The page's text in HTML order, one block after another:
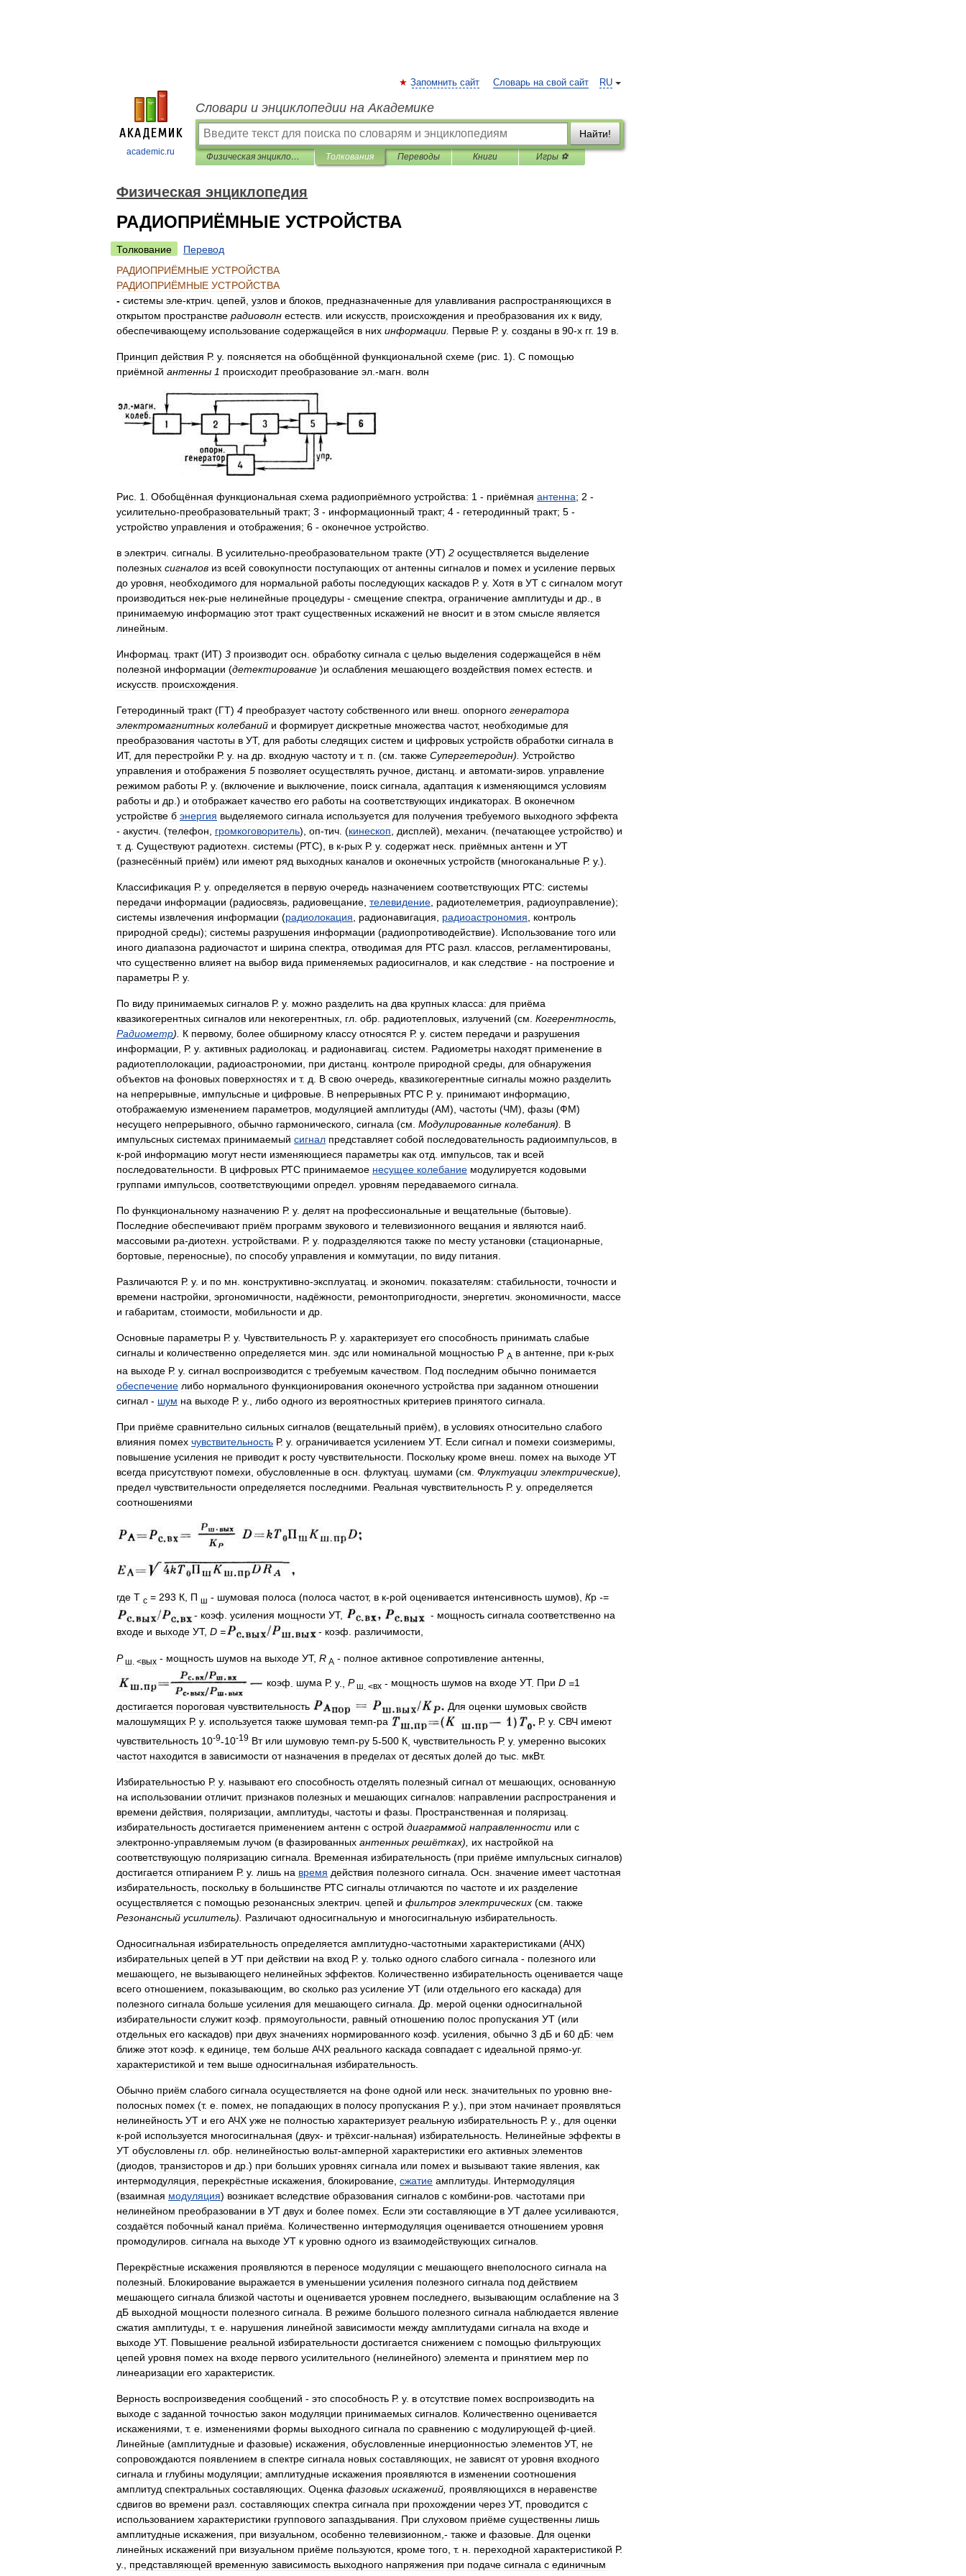
academic.ru
RU
Запомнить сайт Словарь на свой сайт
Словари и энциклопедии на Академике
Найти!
Физическая энциклопедия Толкования Переводы Книги Игры ⚽
Физическая энциклопедия
РАДИОПРИЁМНЫЕ УСТРОЙСТВА
Толкование
Перевод
РАДИОПРИЁМНЫЕ УСТРОЙСТВА
РАДИОПРИЁМНЫЕ УСТРОЙСТВА
- системы эле-ктрич цепей узлов и блоков предназначенные для улавливания распространяющихся в
открытом пространстве радиоволн естеств или искусств происхождения и преобразования их к виду,
обеспечивающему использование содержащейся в них информации Первые Р. у. созданы в 90-х гг. 19 в
Принцип действия Р. у. поясняется на обобщённой функциональной схеме (рис 1). С помощью
приёмной антенны 1 происходит преобразование эл .-магн волн
Рис 1 Обобщённая функциональная схема радиоприёмного устройства: 1 - приёмная антенна; 2 -
усилительно-преобразовательный тракт; 3 - информационный тракт; 4 - гетеродинный тракт; 5 -
устройство управления и отображения; 6 - оконечное устройство
в электрич сигналы В усилительно-преобразовательном тракте (УТ) 2 осуществляется выделение
полезных сигналов из всей совокупности поступающих от антенны сигналов и помех и усиление первых
до уровня необходимого для нормальной работы последующих каскадов Р. у. Хотя в УТ с сигналом могут
производиться нек-рые нелинейные процедуры - смещение спектра ограничение амплитуды и др
в
принимаемую информацию этот тракт существенных искажений не вносит и в этом смысле является
линейным
Информац тракт(ИТ) 3 производит осн обработку сигнала с целью выделения содержащейся в нём
полезной информации (детектирование )и ослабления мешающего воздействия помех естеств и
искусств происхождения
Гетеродинный тракт(ГТ) 4 преобразует частоту собственного или внеш опорного генератора
электромагнитных колебаний и формирует дискретные множества частот, необходимые для
преобразования частоты в УТ, для работы следящих систем и цифровых устройств обработки сигнала в
ИТ, для перестройки Р. у. на др входную частоту и т. п . (см также Супергетеродин). Устройство
управления и отображения 5 позволяет осуществлять ручное дистанц и автомати-зиров управление
режимом работы Р. у. (включение и выключение поиск сигнала адаптация к изменяющимся условиям
работы и др .) и отображает качество его работы на соответствующих индикаторах В оконечном
устройстве б энергия выделяемого сигнала используется для получения требуемого выходного эффекта
- акустич . (телефон громкоговоритель), оп-тич . (кинескоп дисплей), механич . (печатающее устройство) и
т. д Существуют радиотехн системы (РТС), в к-рых Р. у. содержат неск приёмных антенн и УТ
(разнесённый приём) или имеют ряд выходных каналов и оконечных устройств (многоканальные Р. у.).
Классификация Р. у. определяется в первую очередь назначением соответствующих РТС: системы
передачи информации (радиосвязь радиовещание телевидение радиотелеметрия радиоуправление);
системы извлечения информации (радиолокация радионавигация радиоастрономия
контроль
природной среды); системы разрушения информации (радиопротиводействие). Использование того или
иного диапазона радиочастот и ширина спектра отводимая для РТС разл классов регламентированы
что существенно влияет на выбор вида применяемых радиосигналов и как следствие - на построение и
параметры Р. у.
По виду принимаемых сигналов Р. у. можно разделить на два крупных класса: для приёма
квазикогерентных сигналов или некогерентных гл обр радиотепловых излучений (см Когерентность
Радиометр). К первому, более обширному классу относятся Р. у. систем передачи и разрушения
информации
Р. у. активных радиолокац и радионавигац систем Радиометры находят применение в
радиотеплолокации
радиоастрономии при дистанц контроле природной среды для обнаружения
объектов на фоновых поверхностях и т. д В свою очередь квазикогерентные сигналы можно разделить
на непрерывные импульсные и цифровые В непрерывных РТС Р. у. принимают информацию
отображаемую изменением параметров модуляцией амплитуды (AM), частоты (ЧМ), фазы (ФМ)
несущего непрерывного обычно гармонического сигнала (см Модулированные колебания).
В
импульсных системах принимаемый сигнал представляет собой последовательность радиоимпульсов в
к-рой информацию могут нести изменяющиеся параметры как отд импульсов так и всей
последовательности
В цифровых РТС принимаемое несущее колебание модулируется кодовыми
группами импульсов соответствующими определ уровням передаваемого сигнала
По функциональному назначению Р. у. делят на профессиональные и вещательные (бытовые).
Последние обеспечивают приём программ звукового и телевизионного вещания и являются наиб
массовыми ра-диотехн устройствами Р. у. подразделяются также по месту установки (стационарные
бортовые переносные), по способу управления и коммутации по виду питания
Различаются Р. у. и по мн конструктивно-эксплуатац и экономич показателям: стабильности точности и
времени настройки эргономичности надёжности ремонтопригодности энергетич экономичности
массе
и габаритам стоимости мобильности и др
Основные параметры Р. у. Чувствительность Р. у. характеризует его способность принимать слабые
сигналы и количественно определяется мин эдс или номинальной мощностью Р A в антенне при к-рых
на выходе Р. у. сигнал воспроизводится с требуемым качеством Под последним обычно понимается
обеспечение либо нормального функционирования оконечного устройства при заданном отношении
сигнал - шум на выходе Р. у., либо одного из вероятностных критериев принятого сигнала
При приёме сравнительно сильных сигналов (вещательный приём), в условиях относительно слабого
влияния помех чувствительность Р. у. ограничивается усилением УТ. Если сигнал и помехи соизмеримы
повышение усиления не приводит к росту чувствительности Поскольку кроме внеш помех на выходе УТ
всегда присутствуют помехи обусловленные в осн флуктуац шумами (см Флуктуации электрические),
предел чувствительности определяется последними Реальная чувствительность Р. у. определяется
соотношениями
где Т c = 293 К П ш - шумовая полоса (полоса частот, в к-рой оценивается интенсивность шумов), Кp -=
- коэф усиления мощности УТ, - мощность сигнала соответственно на
входе и выходе УТ, D = - коэф различимости
P ш . <вых - мощность шумов на выходе УТ, R А - полное активное сопротивление антенны
коэф шума Р. у., P ш . <вх - мощность шумов на входе УТ. При D =1
достигается пороговая чувствительность Для оценки шумовых свойств
малошумящих Р. у. используется также шумовая темп-ра Р. у. СВЧ имеют
чувствительность 10-9-10-19 Вт или шумовую темп-ру 5-500 К чувствительность Р. у. умеренно высоких
частот находится в зависимости от назначения в пределах от десятых долей до тыс. мкВт.
Избирательностью Р. у. называют его способность отделять полезный сигнал от мешающих, основанную
на использовании отличит. признаков полезных и мешающих сигналов: направлении распространения и
времени действия, поляризации, амплитуды, частоты и фазы. Пространственная и поляризац.
избирательность достигается применением антенн с острой диаграммой направленности или с
электронно-управляемым лучом (в фазированных антенных решётках), их настройкой на
соответствующую поляризацию сигнала. Временная избирательность (при приёме импульсных сигналов)
достигается отпиранием Р. у. лишь на время действия полезного сигнала. Осн. значение имеет частотная
избирательность, поскольку в большинстве РТС сигналы отличаются по частоте и их разделение
осуществляется с помощью резонансных электрич. цепей и фильтров электрических (см. также
Резонансный усилитель). Различают односигнальную и многосигнальную избирательность.
Односигнальная избирательность определяется амплитудно-частотными характеристиками (АЧХ)
избирательных цепей в УТ при действии на вход Р. у. только одного слабого сигнала - полезного или
мешающего, не вызывающего нелинейных эффектов. Количественно избирательность оценивается чаще
всего отношением, показывающим, во сколько раз усиление УТ (или отдельного его каскада) для
полезного сигнала больше усиления для мешающего сигнала. Др. мерой оценки односигнальной
избирательности служит коэф. прямоугольности, равный отношению полос пропускания УТ (или
отдельных его каскадов) при двух значениях нормированного коэф. усиления, обычно 3 дБ и 60 дБ: чем
ближе этот коэф. к единице, тем больше АЧХ реального каскада совпадает с идеальной прямо-уг.
характеристикой и тем выше односигнальная избирательность.
Обычно приём слабого сигнала осуществляется на фоне одной или неск. значительных по уровню вне-
полосных помех (т. е. помех, не попадающих в полосу пропускания Р. у.), при этом начинает проявляться
нелинейность УТ и его АЧХ уже не полностью характеризует реальную избирательность Р. у., для оценки
к-рой используется многосигнальная (двух- и трёхсиг-нальная) избирательность. Нелинейные эффекты в
УТ обусловлены гл. обр. нелинейностью вольт-амперной характеристики его активных элементов
(диодов, транзисторов и др.) при больших уровнях сигнала или помех и вызывают такие явления, как
интермодуляция, перекрёстные искажения, блокирование, сжатие амплитуды. Интермодуляция
(взаимная модуляция) возникает вследствие образования сигналов с комбини-ров. частотами при
нелинейном преобразовании в УТ двух и более помех. Если эти составляющие в УТ далее усиливаются,
создаётся побочный канал приёма. Количественно интермодуляция оценивается отношением уровня
промодулиров. сигнала на выходе УТ к уровню одного из взаимодействующих сигналов.
Перекрёстные искажения проявляются в переносе модуляции с мешающего внеполосного сигнала на
полезный. Блокирование выражается в уменьшении усиления полезного сигнала под действием
мешающего сигнала близкой частоты и оценивается уровнем последнего, вызывающим ослабление на 3
дБ выходной мощности полезного сигнала. В режиме большого полезного сигнала наблюдается явление
сжатия амплитуды, т. е. нарушения линейной зависимости между амплитудами сигнала на входе и
выходе УТ. Повышение реальной избирательности достигается снижением с помощью фильтрующих
цепей уровня помех на входе первого усилительного (нелинейного) элемента и принятием мер по
линеаризации его характеристик.
Верность воспроизведения сообщений - это способность Р. у. в отсутствие помех воспроизводить на
выходе с заданной точностью закон модуляции принимаемых сигналов. Количественно оценивается
искажениями, т. е. изменениями формы выходного сигнала по сравнению с модулирующей ф-цией.
Линейные (амплитудные и фазовые) искажения, обусловленные инерционностью элементов УТ, не
сопровождаются появлением в спектре сигнала новых составляющих, не зависят от уровня входного
сигнала и глубины модуляции; амплитудные искажения проявляются в изменении соотношения
амплитуд спектральных составляющих. Оценка фазовых искажений, проявляющихся в неравенстве
сдвигов во времени разл. составляющих спектра сигнала при прохождении через УТ, проводится с
использованием характеристики группового запаздывания. При слуховом приёме существенны лишь
амплитудные искажения, при визуальном, особенно телевизионном,- также и фазовые. Для оценки
линейных искажений при визуальном приёме пользуются, кроме того, т. н. переходной характеристикой Р.
у., представляющей временную зависимость выходного напряжения при подаче сигнала с единичным